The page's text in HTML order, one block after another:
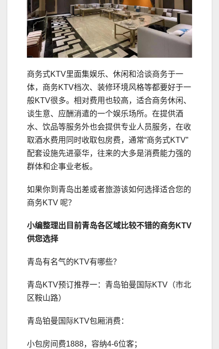
商务式KTV里面集娱乐、休闲和洽谈商务于一
体，商务KTV档次、装修环境风格等都要好于一
般KTV很多。相对费用也较高，适合商务休闲、
谈生意、应酬消遣的一个娱乐场所。在提供酒
水、饮品等服务外也会提供专业人员服务，在收
取酒水费用同时收取包房费，通常“商务式KTV”
配套设施先进豪华，往来的大多是消费能力强的
群体和企事业老板。
如果你到青岛出差或者旅游该如何选择适合您的
商务KTV 呢？
小编整理出目前青岛各区域比较不错的商务KTV
供您选择
青岛有名气的KTV有哪些？
青岛KTV预订推荐一：青岛铂曼国际KTV（市北
区鞍山路）
青岛铂曼国际KTV包厢消费：
小包房间费1888，容纳4-6位客；